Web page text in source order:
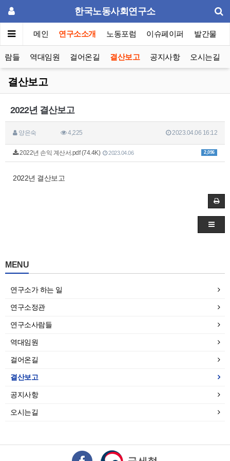
한국노동사회연구소
메인 연구소소개 노동포럼 이슈페이퍼 발간물
람들 역대임원 걸어온길 결산보고 공지사항 오시는길
결산보고
2022년 결산보고
양은숙 4,225 2023.04.06 16:12
2,096
2022년 손익 계산서.pdf (74.4K) 2023.04.06
2022년 결산보고
MENU
연구소가 하는 일
연구소정관
연구소사람들
역대임원
걸어온길
결산보고
공지사항
오시는길